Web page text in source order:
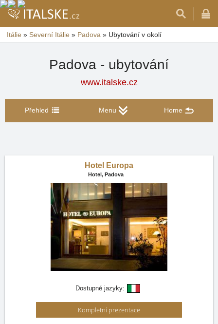
Itálie » Severní Itálie » Padova » Ubytování v okolí
Padova - ubytování
www.italske.cz
Přehled Menu Home
Hotel Europa
Hotel, Padova
Dostupné jazyky:
Kompletní prezentace